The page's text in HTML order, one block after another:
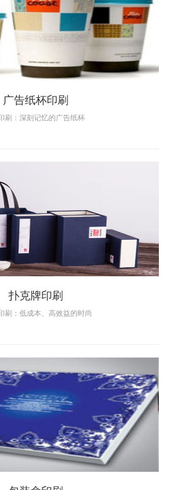
广告纸杯印刷
刷：深刻记忆的广告纸杯
扑克牌印刷
刷：低成本、高效益的时尚